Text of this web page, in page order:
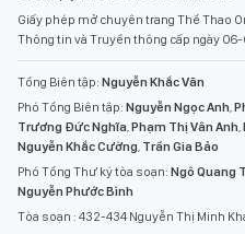
Giấy phép mở chuyên trang Thể Thao
Thông tin và Truyền thông cấp ngày
Tổng Biên tập: Nguyễn Khắc Văn
Phó Tổng Biên tập: Nguyễn Ngọc Anh,
Trương Đức Nghĩa,Phạm Thị Vân Anh,
Nguyễn Khắc Cường, Trần Gia Bảo
Phó Tổng Thư ký tòa soạn: Ngô Quang
Nguyễn Phước Bình
Tòa soạn : 432-434 Nguyễn Thị Minh